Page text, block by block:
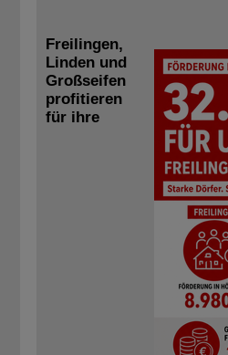
Freilingen,
Linden und
Großseifen
profitieren
für ihre